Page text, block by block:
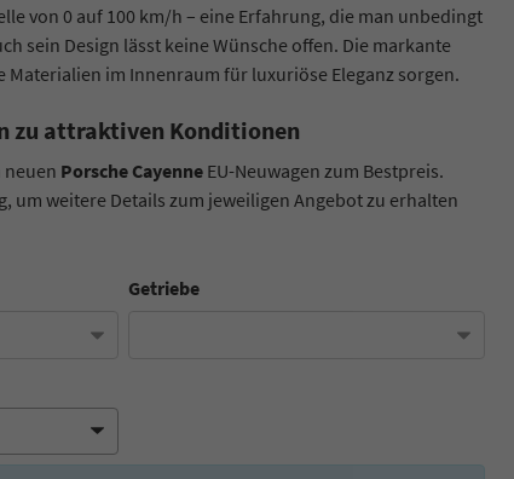
von 0 auf 100 km/h – eine Erfahrung, die man unbedingt
sein Design lässt keine Wünsche offen. Die markante
im Innenraum für luxuriöse Eleganz sorgen.
zu attraktiven Konditionen
neuen Porsche Cayenne EU-Neuwagen zum Bestpreis.
um weitere Details zum jeweiligen Angebot zu erhalten
Getriebe